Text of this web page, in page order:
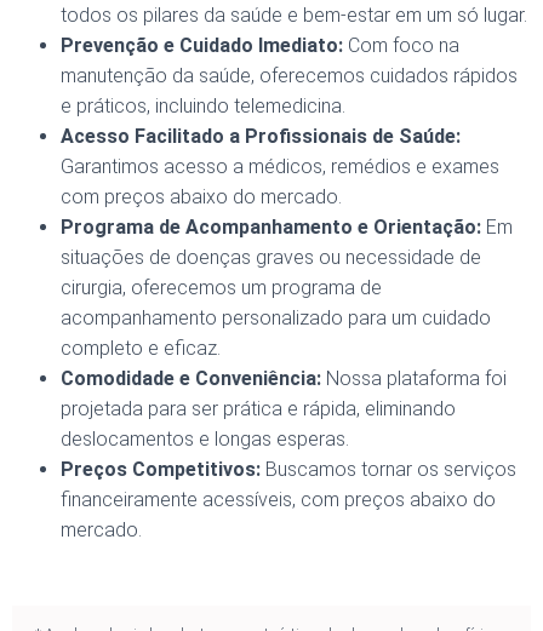
todos os pilares da saúde e bem-estar em um só lugar.
Prevenção e Cuidado Imediato: Com foco na
manutenção da saúde, oferecemos cuidados rápidos
e práticos, incluindo telemedicina.
Acesso Facilitado a Profissionais de Saúde:
Garantimos acesso a médicos, remédios e exames
com preços abaixo do mercado.
Programa de Acompanhamento e Orientação: Em
situações de doenças graves ou necessidade de
cirurgia, oferecemos um programa de
acompanhamento personalizado para um cuidado
completo e eficaz.
Comodidade e Conveniência: Nossa plataforma foi
projetada para ser prática e rápida, eliminando
deslocamentos e longas esperas.
Preços Competitivos: Buscamos tornar os serviços
financeiramente acessíveis, com preços abaixo do
mercado.